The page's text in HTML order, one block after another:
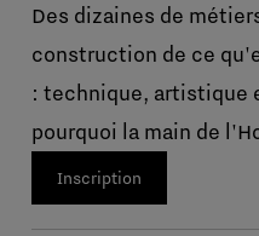
Des dizaines de
construction de ce
: technique, artistique
pourquoi la main de
Inscription